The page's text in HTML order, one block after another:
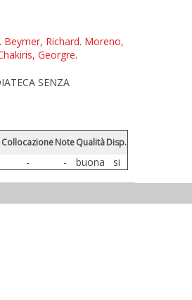
. Beymer, Richard. Moreno,
Georgre.
SENZA
CollocazioneNoteQualitàDisp.
- - buona si